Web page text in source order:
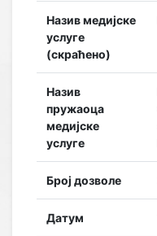
Назив медијске
услуге
(скраћено)
Назив
пружаоца
медијске
услуге
Број дозволе
Датум